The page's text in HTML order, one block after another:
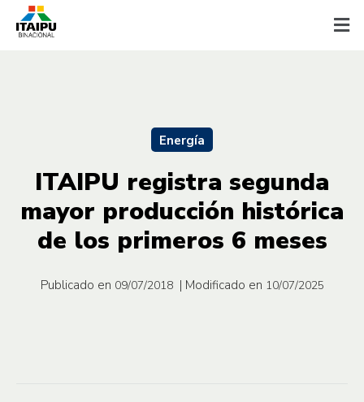
Energía
ITAIPU registra segunda
mayor producción histórica
de los primeros 6 meses
Publicado en 09/07/2018 | Modificado en 10/07/2025